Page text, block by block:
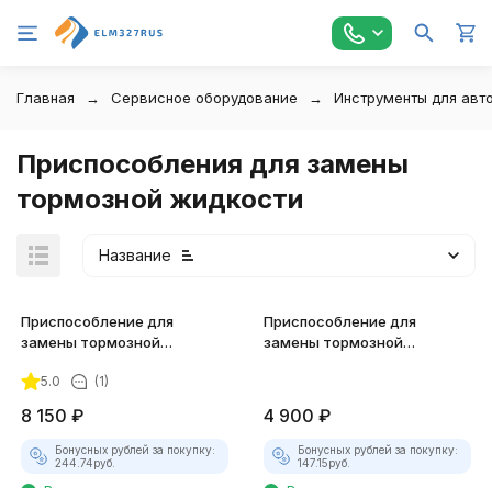
Главная Сервисное оборудование Инструменты для
Приспособления для замены
тормозной жидкости
Название
Приспособление для
замены тормозной
держателем JTC-4810
5.0 (1)
8 150 ₽
Бонусных рублей за покупку:
244.74руб.
Приспособление для
замены тормозной
4 900 ₽
Бонусных рублей за покупку:
147.15руб.